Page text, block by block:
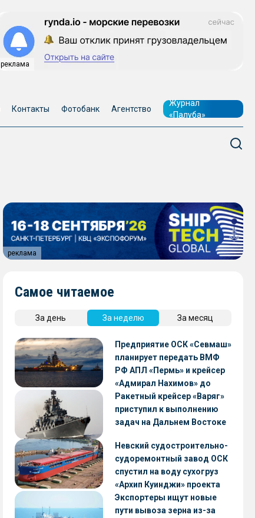
реклама
Контакты Фотобанк Агентство
Журнал
«Палуба»
реклама
Самое читаемое
За день За неделю За месяц
Предприятие ОСК «Севмаш»
планирует передать ВМФ
РФ АПЛ «Пермь» и крейсер
«Адмирал Нахимов» до
конца 2026 года
Ракетный крейсер «Варяг»
приступил к выполнению
задач на Дальнем Востоке
Невский судостроительно-
судоремонтный завод ОСК
спустил на воду сухогруз
«Архип Куинджи» проекта
RSD59
Экспортеры ищут новые
пути вывоза зерна из-за